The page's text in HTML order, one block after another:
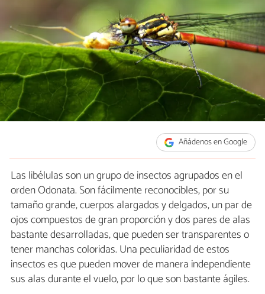
Añádenos en Google
Las libélulas son un grupo de insectos agrupados en el
orden Odonata. Son fácilmente reconocibles, por su
tamaño grande, cuerpos alargados y delgados, un par de
ojos compuestos de gran proporción y dos pares de alas
bastante desarrolladas, que pueden ser transparentes o
tener manchas coloridas. Una peculiaridad de estos
insectos es que pueden mover de manera independiente
sus alas durante el vuelo, por lo que son bastante ágiles.